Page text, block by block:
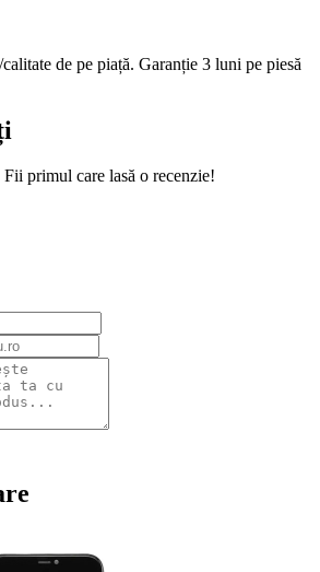
de pe piață. Garanție 3 luni pe piesă
primul care lasă o recenzie!